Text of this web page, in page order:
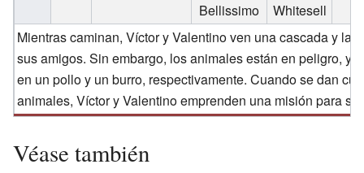
Bellissimo
Whitesell
Mientras caminan, Víctor y Valentino ven una cascada y la
sus amigos. Sin embargo, los animales están en peligro, y
en un pollo y un burro, respectivamente. Cuando se dan
animales, Víctor y Valentino emprenden una misión para
Véase también